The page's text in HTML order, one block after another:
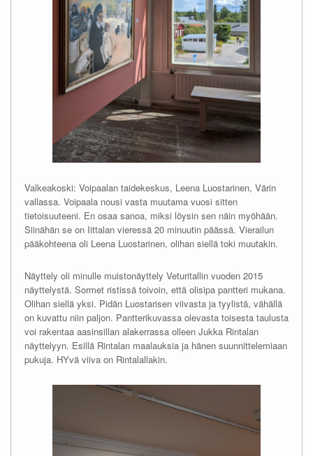
Valkeakoski: Voipaalan taidekeskus, Leena Luostarinen, Värin
vallassa. Voipaala nousi vasta muutama vuosi sitten
tietoisuuteeni. En osaa sanoa, miksi löysin sen näin myöhään.
Siinähän se on Iittalan vieressä 20 minuutin päässä. Vierailun
pääkohteena oli Leena Luostarinen, olihan siellä toki muutakin.
Näyttely oli minulle muistonäyttely Veturitallin vuoden 2015
näyttelystä. Sormet ristissä toivoin, että olisipa pantteri mukana.
Olihan siellä yksi. Pidän Luostarisen viivasta ja tyylistä, vähällä
on kuvattu niin paljon. Pantterikuvassa olevasta toisesta taulusta
voi rakentaa aasinsillan alakerrassa olleen Jukka Rintalan
näyttelyyn. Esillä Rintalan maalauksia ja hänen suunnittelemiaan
pukuja. HYvä viiva on Rintalallakin.